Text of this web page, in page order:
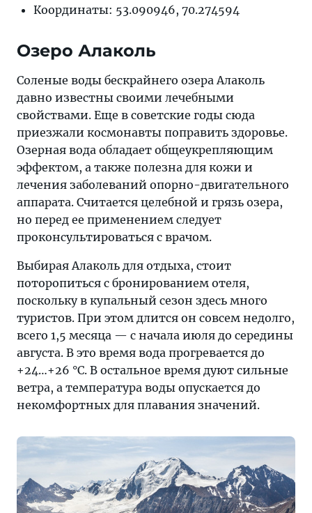
Координаты: 53.090946, 70.274594
Озеро Алаколь
Соленые воды бескрайнего озера Алаколь
давно известны своими лечебными
свойствами. Еще в советские годы сюда
приезжали космонавты поправить здоровье.
Озерная вода обладает общеукрепляющим
эффектом, а также полезна для кожи и
лечения заболеваний опорно-двигательного
аппарата. Считается целебной и грязь озера,
но перед ее применением следует
проконсультироваться с врачом.
Выбирая Алаколь для отдыха, стоит
поторопиться с бронированием отеля,
поскольку в купальный сезон здесь много
туристов. При этом длится он совсем недолго,
всего 1,5 месяца — с начала июля до середины
августа. В это время вода прогревается до
+24…+26 °C. В остальное время дуют сильные
ветра, а температура воды опускается до
некомфортных для плавания значений.